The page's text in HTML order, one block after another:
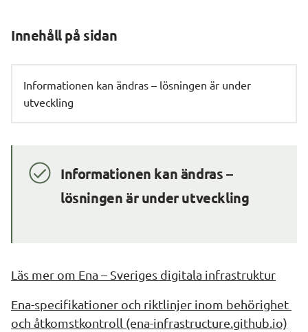
Innehåll på sidan
Informationen kan ändras – lösningen är under
utveckling
Informationen kan ändras –
lösningen är under utveckling
Läs mer om Ena – Sveriges digitala infrastruktur
Ena-specifikationer och riktlinjer inom behörighet
och åtkomstkontroll (ena-infrastructure.github.io)